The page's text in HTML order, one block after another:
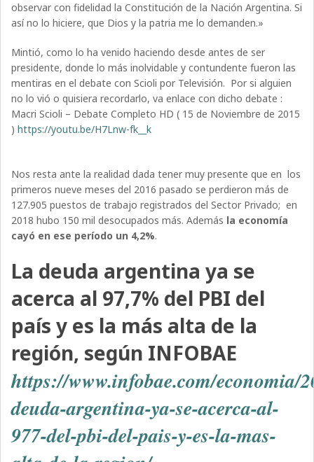
observar con fidelidad la Constitución de la Nación Argentina. Si
así no lo hiciere, que Dios y la patria me lo demanden.»
Mintió, como lo ha venido haciendo desde antes de ser
presidente, donde lo más inolvidable y contundente fueron las
mentiras en el debate con Scioli por Televisión. Por si alguien
no lo vió o quisiera recordarlo, va enlace con dicho debate :
Macri Scioli – Debate Completo HD ( 15 de Noviembre de 2015
)https://youtu.be/H7Lnw-fk__k
Nos resta ante la realidad dada tener muy presente que en los
primeros nueve meses del 2016 pasado se perdieron más de
127.905 puestos de trabajo registrados del Sector Privado; en
2018 hubo 150 mil desocupados más. Además la economía
cayó en ese período un 4,2%.
La deuda argentina ya se
acerca al 97,7% del PBI del
país y es la más alta de la
región, según INFOBAE
https://www.infobae.com/economia/
deuda-argentina-ya-se-acerca-al-
977-del-pbi-del-pais-y-es-la-mas-